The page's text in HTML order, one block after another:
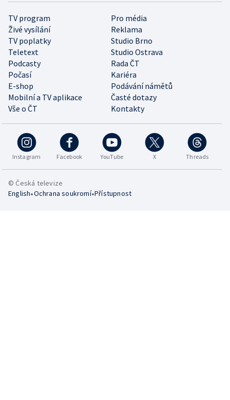
TV program
Pro média
Živé vysílání
Reklama
TV poplatky
Studio Brno
Teletext
Studio Ostrava
Podcasty
Rada ČT
Počasí
Kariéra
E-shop
Podávání námětů
Mobilní a TV aplikace
Časté dotazy
Vše o ČT
Kontakty
Instagram Facebook YouTube X Threads
© Česká televize
English•Ochrana soukromí•Přístupnost